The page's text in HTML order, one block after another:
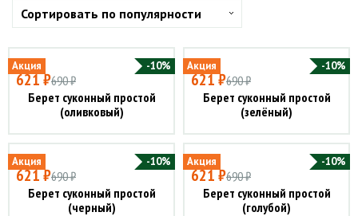
Сортировать по популярности
Акция -10%
621 ₽690 ₽
Берет суконный простой
(оливковый)
Акция -10%
621 ₽690 ₽
Берет суконный простой
(зелёный)
Акция -10%
621 ₽690 ₽
Берет суконный простой
(черный)
Акция -10%
621 ₽690 ₽
Берет суконный простой
(голубой)